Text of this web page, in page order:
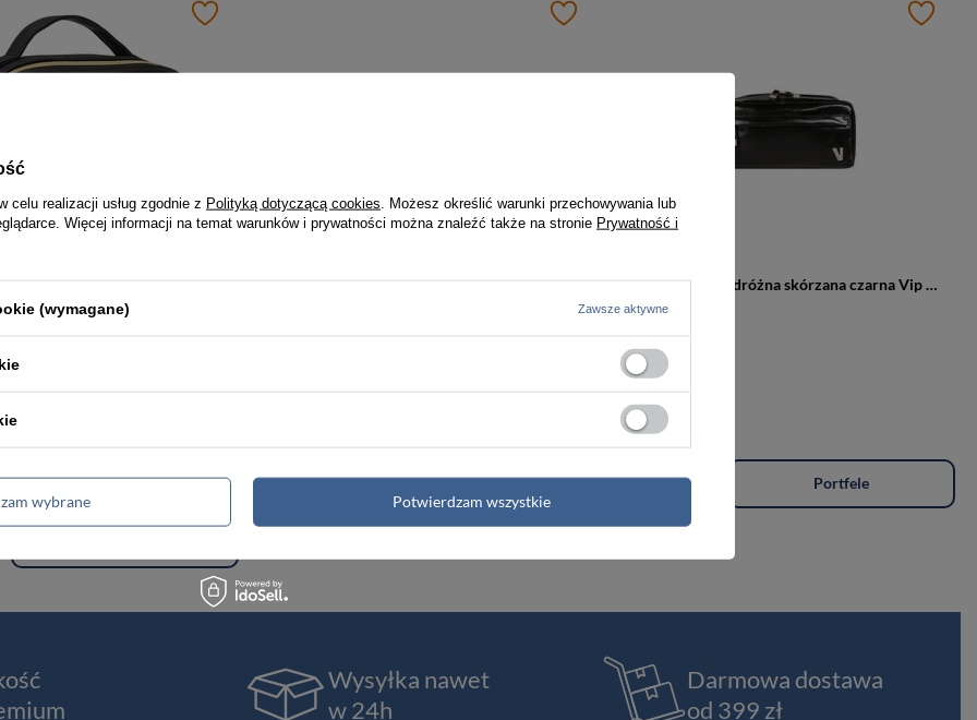
Kosmetyczka podróżna skórzana czarna Vip Collection Bussines City BL
499,99 zł
Torby męskie Teczki męskie Plecaki Portfele
Wysyłka nawet
w 24h
Darmowa dostawa
od 399 zł
celu realizacji usług zgodnie z Polityką dotyczącą cookies . Możesz określić warunki przechowywania lub
Więcej informacji na temat warunków i prywatności można znaleźć także na stronie Prywatność i
(wymagane) Zawsze aktywne
wybrane Potwierdzam wszystkie